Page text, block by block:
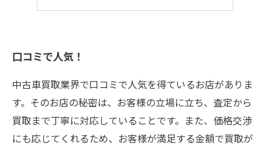
口コミで人気！
中古車買取業界で口コミで人気を得ているお店がありま
す。そのお店の秘密は、お客様の立場に立ち、査定から
買取まで丁寧に対応していることです。また、価格交渉
にも応じてくれるため、お客様が満足する金額で買取が